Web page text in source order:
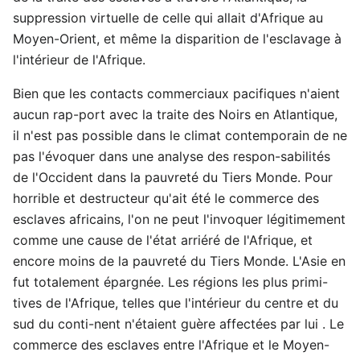
suppression virtuelle de celle qui allait d'Afrique au
Moyen-Orient, et même la disparition de l'esclavage à
l'intérieur de l'Afrique.
Bien que les contacts commerciaux pacifiques n'aient
aucun rap-port avec la traite des Noirs en Atlantique,
il n'est pas possible dans le climat contemporain de ne
pas l'évoquer dans une analyse des respon-sabilités
de l'Occident dans la pauvreté du Tiers Monde. Pour
horrible et destructeur qu'ait été le commerce des
esclaves africains, l'on ne peut l'invoquer légitimement
comme une cause de l'état arriéré de l'Afrique, et
encore moins de la pauvreté du Tiers Monde. L'Asie en
fut totalement épargnée. Les régions les plus primi-
tives de l'Afrique, telles que l'intérieur du centre et du
sud du conti-nent n'étaient guère affectées par lui . Le
commerce des esclaves entre l'Afrique et le Moyen-